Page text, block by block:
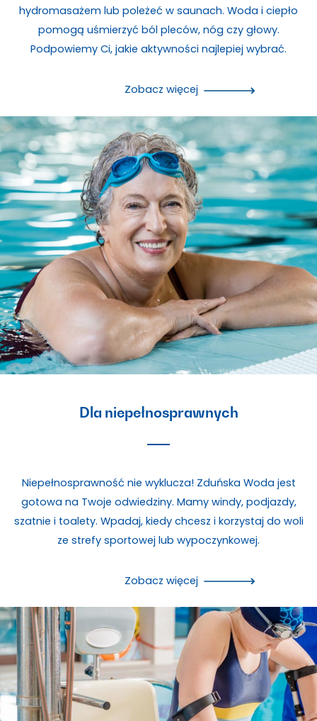
hydromasażem lub poleżeć w saunach. Woda i ciepło
pomogą uśmierzyć ból pleców, nóg czy głowy.
Podpowiemy Ci, jakie aktywności najlepiej wybrać.
Zobacz więcej
Dla niepełnosprawnych
Niepełnosprawność nie wyklucza! Zduńska Woda jest
gotowa na Twoje odwiedziny. Mamy windy, podjazdy,
szatnie i toalety. Wpadaj, kiedy chcesz i korzystaj do woli
ze strefy sportowej lub wypoczynkowej.
Zobacz więcej